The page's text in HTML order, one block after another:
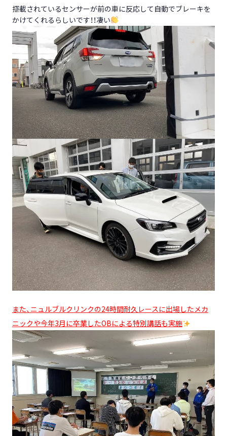
搭載されているセンサーが前の車に反応して自動でブレーキを
かけてくれるらしいです！！凄い
また、ニュルブルクリンクの24時間耐久レースに出場したメカ
ニックや今年3月に卒業したOBによる特別講話も実施